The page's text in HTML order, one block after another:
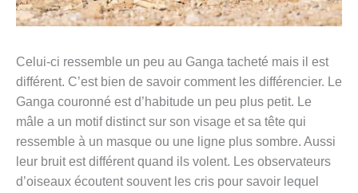
Celui-ci ressemble un peu au Ganga tacheté mais il est
différent. C’est bien de savoir comment les différencier. Le
Ganga couronné est d’habitude un peu plus petit. Le
mâle a un motif distinct sur son visage et sa tête qui
ressemble à un masque ou une ligne plus sombre. Aussi
leur bruit est différent quand ils volent. Les observateurs
d’oiseaux écoutent souvent les cris pour savoir lequel